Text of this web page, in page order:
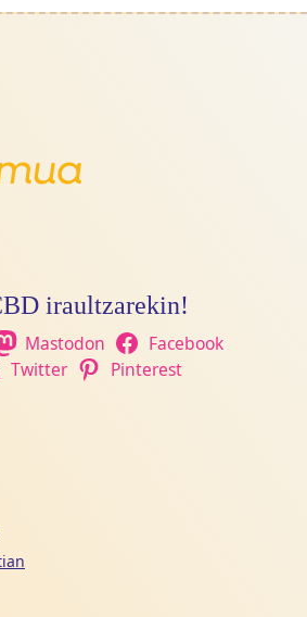
iraultzarekin!
Mastodon
Facebook
Twitter Pinterest